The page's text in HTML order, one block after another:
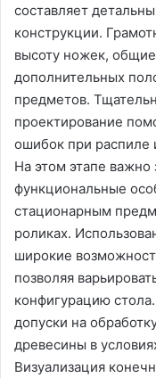
составляет
конструкции.
высоту ножек,
дополнительных
предметов.
проектирование
ошибок при распиле
На этом этапе важно
функциональные
стационарным
роликах.
широкие
позволяя
конфигурацию
допуски на
древесины в
Визуализация